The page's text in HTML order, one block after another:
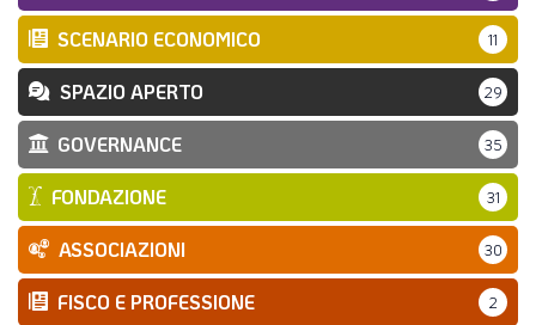
SCENARIO ECONOMICO 11
SPAZIO APERTO 29
GOVERNANCE 35
FONDAZIONE 31
ASSOCIAZIONI 30
FISCO E PROFESSIONE 2